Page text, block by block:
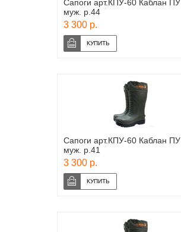
Сапоги арт.КПУ-60 Каблан ПУ
муж. р.44
3 300 р.
Сапоги арт.КПУ-60 Каблан ПУ
муж. р.41
3 300 р.